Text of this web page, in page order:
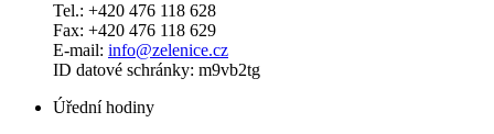
Tel.: +420 476 118 628
Fax: +420 476 118 629
E-mail: info@zelenice.cz
ID datové schránky: m9vb2tg
Úřední hodiny